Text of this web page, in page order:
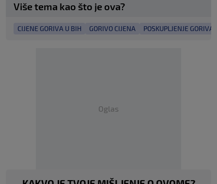
Više tema kao što je ova?
CIJENE GORIVA U BIH GORIVO CIJENA POSKUPLJENJE GORIVA
Oglas